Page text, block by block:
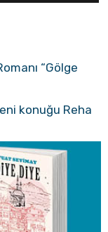
“Gölge
konuğu Reha